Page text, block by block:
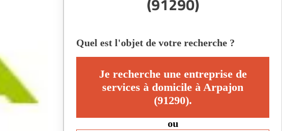
Quel est l'objet de votre recherche ?
Je recherche une entreprise de
services à domicile à Arpajon
(91290).
ou